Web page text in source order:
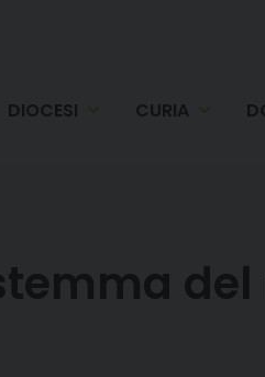
DIOCESI CURIA